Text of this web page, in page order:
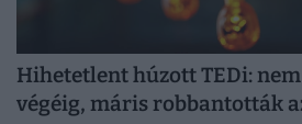
Hihetetlent húzott TEDi:
végéig, máris robbantották